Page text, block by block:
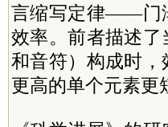
言缩写定律——门
效率。前者描述
和音符）构成时
更高的单个元素更